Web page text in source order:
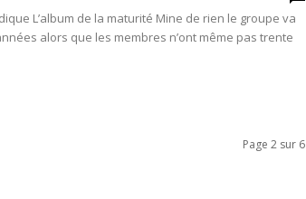
L’album de la maturité Mine de rien le groupe va
alors que les membres n’ont même pas trente
Page 2 sur 6